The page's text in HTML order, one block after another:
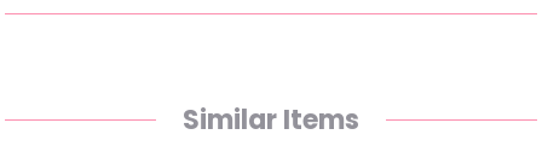
Similar Items